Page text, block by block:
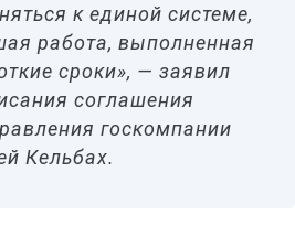
к единой системе,
работа, выполненная
сроки», — заявил
соглашения
госкомпании
Кельбах.